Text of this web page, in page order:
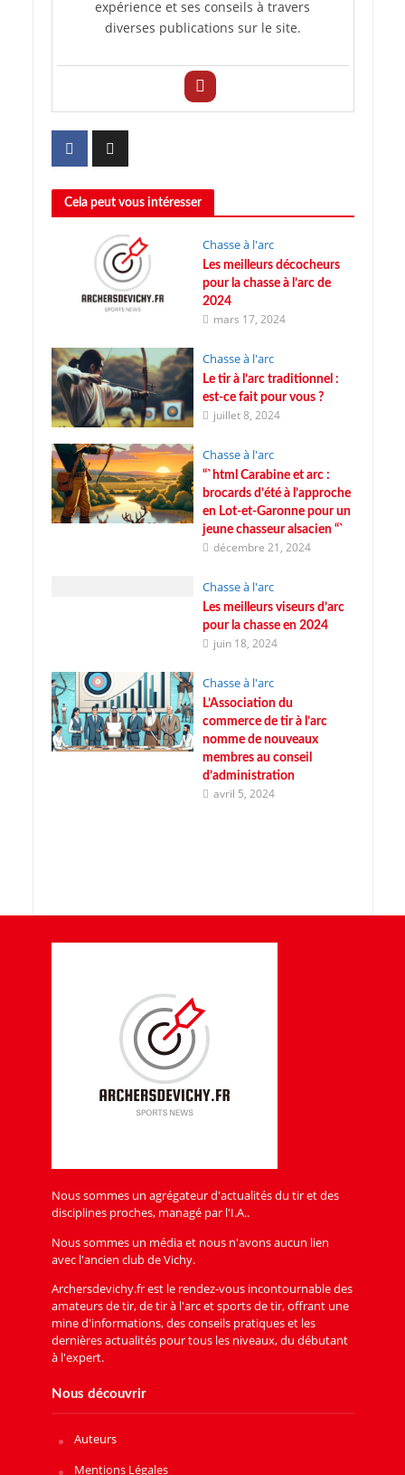
expérience et ses conseils à travers
diverses publications sur le site.
Cela peut vous intéresser
Chasse à l'arc
Les meilleurs décocheurs
pour la chasse à l’arc de
2024
mars 17, 2024
Chasse à l'arc
Le tir à l’arc traditionnel :
est-ce fait pour vous ?
juillet 8, 2024
Chasse à l'arc
“`html Carabine et arc :
brocards d’été à l’approche
en Lot-et-Garonne pour un
jeune chasseur alsacien “`
décembre 21, 2024
Chasse à l'arc
Les meilleurs viseurs d’arc
pour la chasse en 2024
juin 18, 2024
Chasse à l'arc
L’Association du
commerce de tir à l’arc
nomme de nouveaux
membres au conseil
d’administration
avril 5, 2024
Nous sommes un agrégateur d'actualités du tir et des
disciplines proches, managé par l'I.A..
Nous sommes un média et nous n'avons aucun lien
avec l'ancien club de Vichy.
Archersdevichy.fr est le rendez-vous incontournable des
amateurs de tir, de tir à l'arc et sports de tir, offrant une
mine d'informations, des conseils pratiques et les
dernières actualités pour tous les niveaux, du débutant
à l'expert.
Nous découvrir
Auteurs
Mentions Légales